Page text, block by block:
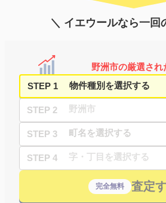
＼ イエウールなら一回
野洲市の厳選さ
STEP 1
STEP 2
STEP 3
STEP 4
完全無料 査定